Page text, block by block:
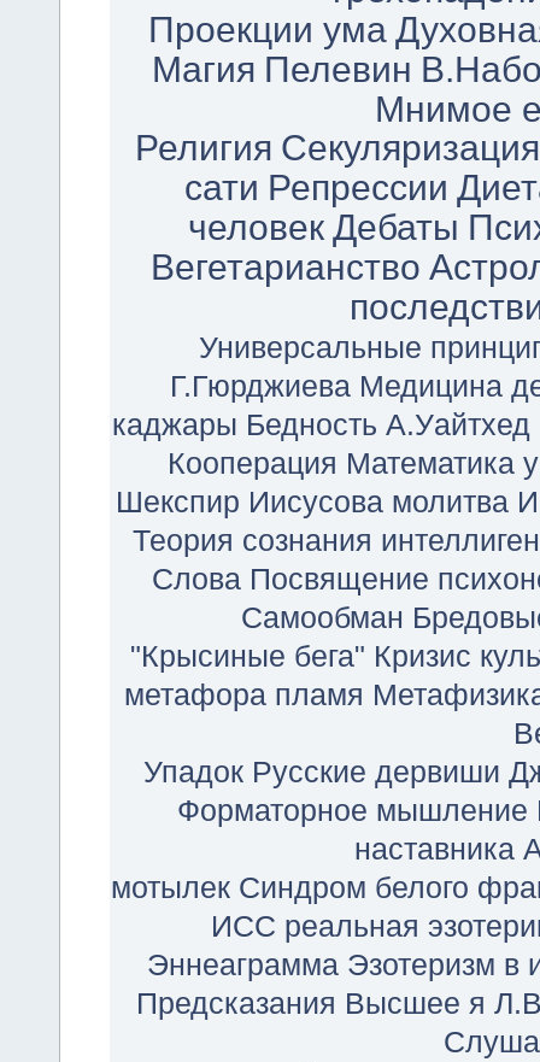
Проекции ума
Магия Пелевин
Мнимое
Религия Секуляризация
сати Репрессии
человек Дебаты
Вегетарианство
Универсальные
Г.Гюрджиева Медицина
каджары Бедность А.Уайтхед
Кооперация Математика
Шекспир Иисусова молитва
Теория сознания
Слова Посвящение
Самообман
"Крысиные бега" Кризис
метафора пламя
Упадок Русские дервиши
Форматорное мышление
наставника
мотылек Синдром белого
ИСС реальная
Эннеаграмма Эзотеризм в
Предсказания Высшее я